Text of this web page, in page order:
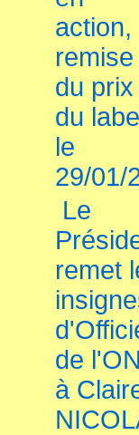
action,
remise
du
du
le
29/01/
Le
remet
de
à